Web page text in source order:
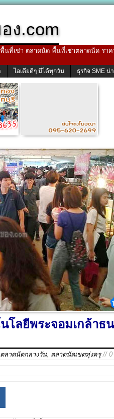
ง.com
ที่เช่า ตลาดนัด พื้นที่เช่าตลาดนัด ร
ไอเดียดีๆ มีได้ทุกวัน ธุรกิจ SME น่
โลยีพระจอมเกล้าธ
ตลาดนัดกลางวัน ตลาดนัดเขตทุ่งครุ// 0